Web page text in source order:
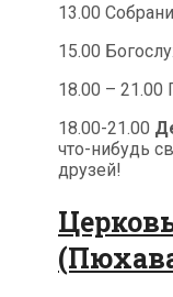
13.00
15.00
18.00 – 21.00
18.00-21.00
что-нибудь
друзей!